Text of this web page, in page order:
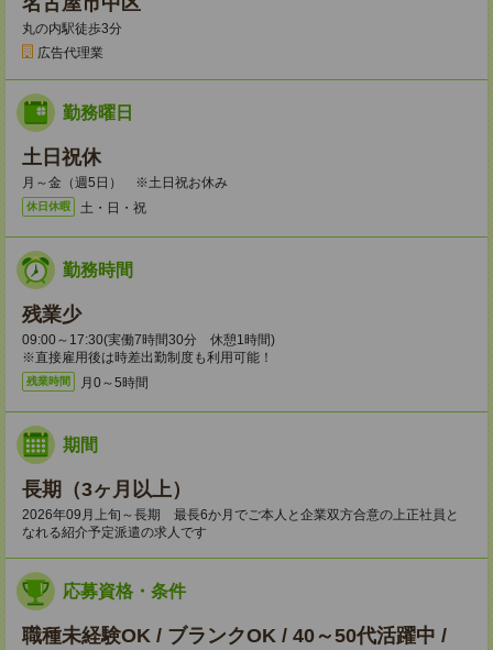
丸の内駅徒歩3分
広告代理業
勤務曜日
土日祝休
月～金（週5日） ※土日祝お休み
休日休暇 土・日・祝
勤務時間
残業少
09:00～17:30(実働7時間30分 休憩1時間)
※直接雇用後は時差出勤制度も利用可能！
残業時間 月0～5時間
期間
長期（3ヶ月以上）
2026年09月上旬～長期 最長6か月でご本人と企業双方合意の上正社員と
なれる紹介予定派遣の求人です
応募資格・条件
職種未経験OK / ブランクOK / 40～50代活躍中 /